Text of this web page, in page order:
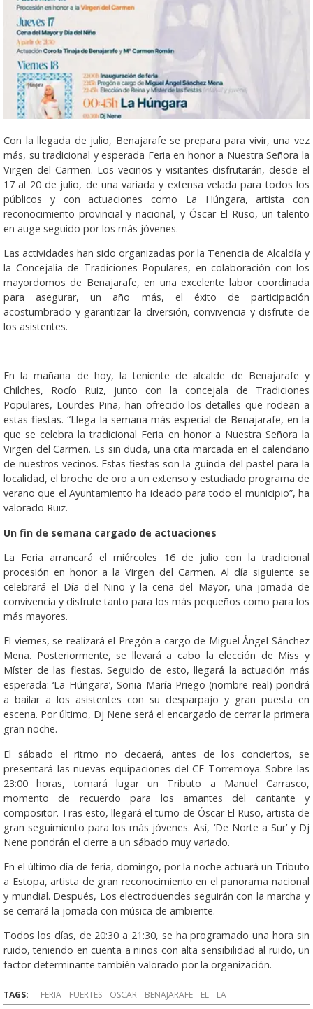
Con la llegada de julio, Benajarafe se prepara para vivir, una vez
más, su tradicional y esperada Feria en honor a Nuestra Señora la
Virgen del Carmen. Los vecinos y visitantes disfrutarán, desde el
17 al 20 de julio, de una variada y extensa velada para todos los
públicos y con actuaciones como La Húngara, artista con
reconocimiento provincial y nacional, y Óscar El Ruso, un talento
en auge seguido por los más jóvenes.
Las actividades han sido organizadas por la Tenencia de Alcaldía y
la Concejalía de Tradiciones Populares, en colaboración con los
mayordomos de Benajarafe, en una excelente labor coordinada
para asegurar, un año más, el éxito de participación
acostumbrado y garantizar la diversión, convivencia y disfrute de
los asistentes.
En la mañana de hoy, la teniente de alcalde de Benajarafe y
Chilches, Rocío Ruiz, junto con la concejala de Tradiciones
Populares, Lourdes Piña, han ofrecido los detalles que rodean a
estas fiestas. “Llega la semana más especial de Benajarafe, en la
que se celebra la tradicional Feria en honor a Nuestra Señora la
Virgen del Carmen. Es sin duda, una cita marcada en el calendario
de nuestros vecinos. Estas fiestas son la guinda del pastel para la
localidad, el broche de oro a un extenso y estudiado programa de
verano que el Ayuntamiento ha ideado para todo el municipio”, ha
valorado Ruiz.
Un fin de semana cargado de actuaciones
La Feria arrancará el miércoles 16 de julio con la tradicional
procesión en honor a la Virgen del Carmen. Al día siguiente se
celebrará el Día del Niño y la cena del Mayor, una jornada de
convivencia y disfrute tanto para los más pequeños como para los
más mayores.
El viernes, se realizará el Pregón a cargo de Miguel Ángel Sánchez
Mena. Posteriormente, se llevará a cabo la elección de Miss y
Míster de las fiestas. Seguido de esto, llegará la actuación más
esperada: ‘La Húngara’, Sonia María Priego (nombre real) pondrá
a bailar a los asistentes con su desparpajo y gran puesta en
escena. Por último, Dj Nene será el encargado de cerrar la primera
gran noche.
El sábado el ritmo no decaerá, antes de los conciertos, se
presentará las nuevas equipaciones del CF Torremoya. Sobre las
23:00 horas, tomará lugar un Tributo a Manuel Carrasco,
momento de recuerdo para los amantes del cantante y
compositor. Tras esto, llegará el turno de Óscar El Ruso, artista de
gran seguimiento para los más jóvenes. Así, ‘De Norte a Sur’ y Dj
Nene pondrán el cierre a un sábado muy variado.
En el último día de feria, domingo, por la noche actuará un Tributo
a Estopa, artista de gran reconocimiento en el panorama nacional
y mundial. Después, Los electroduendes seguirán con la marcha y
se cerrará la jornada con música de ambiente.
Todos los días, de 20:30 a 21:30, se ha programado una hora sin
ruido, teniendo en cuenta a niños con alta sensibilidad al ruido, un
factor determinante también valorado por la organización.
TAGS: FERIA FUERTES OSCAR BENAJARAFE EL LA